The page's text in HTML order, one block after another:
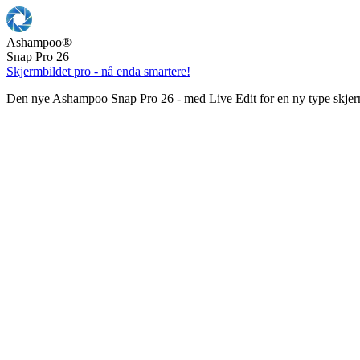
Ashampoo®
Snap Pro 26
Skjermbildet pro - nå enda smartere!
Den nye Ashampoo Snap Pro 26 - med Live Edit for en ny type